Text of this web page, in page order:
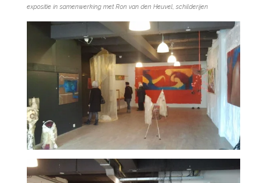
expositie in samenwerking met Ron van den Heuvel, schilderijen